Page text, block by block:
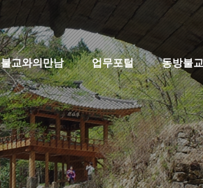
불교와의만남 업무포털 동방불